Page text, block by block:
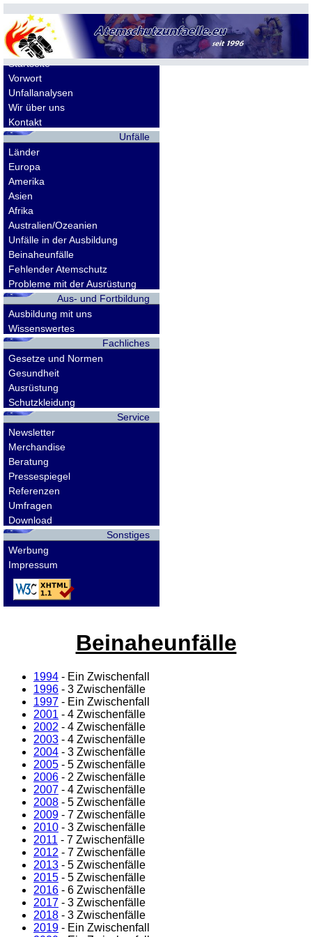
Allgemeines
Startseite
Vorwort
Unfallanalysen
Wir über uns
Kontakt
Unfälle
Länder
Europa
Amerika
Asien
Afrika
Australien/Ozeanien
Unfälle in der Ausbildung
Beinaheunfälle
Fehlender Atemschutz
Probleme mit der Ausrüstung
Aus- und Fortbildung
Ausbildung mit uns
Wissenswertes
Fachliches
Gesetze und Normen
Gesundheit
Ausrüstung
Schutzkleidung
Service
Newsletter
Merchandise
Beratung
Pressespiegel
Referenzen
Umfragen
Download
Sonstiges
Werbung
Impressum
Beinaheunfälle
1994 - Ein Zwischenfall
1996 - 3 Zwischenfälle
1997 - Ein Zwischenfall
2001 - 4 Zwischenfälle
2002 - 4 Zwischenfälle
2003 - 4 Zwischenfälle
2004 - 3 Zwischenfälle
2005 - 5 Zwischenfälle
2006 - 2 Zwischenfälle
2007 - 4 Zwischenfälle
2008 - 5 Zwischenfälle
2009 - 7 Zwischenfälle
2010 - 3 Zwischenfälle
2011 - 7 Zwischenfälle
2012 - 7 Zwischenfälle
2013 - 5 Zwischenfälle
2015 - 5 Zwischenfälle
2016 - 6 Zwischenfälle
2017 - 3 Zwischenfälle
2018 - 3 Zwischenfälle
2019 - Ein Zwischenfall